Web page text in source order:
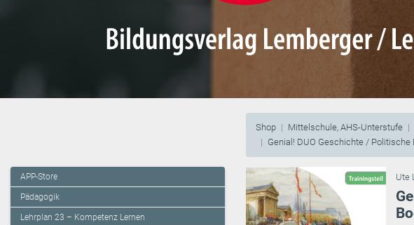
Shop Mittelschule, AHS-Unterstufe
Genial! DUO Geschichte / Politische
APP-Store
Pädagogik
Lehrplan 23 – Kompetenz Lernen
Ute